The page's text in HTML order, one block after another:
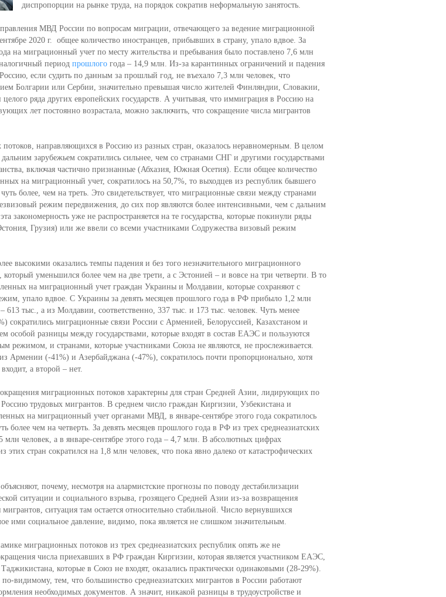
диспропорции на рынке труда, на порядок сократив неформальную занятость.
МВД России по вопросам миграции, отвечающего за ведение миграционной
2020 г. общее количество иностранцев, прибывших в страну, упало вдвое. За
на миграционный учет по месту жительства и пребывания было поставлено 7,6 млн
период прошлогогода – 14,9 млн. Из-за карантинных ограничений и падения
если судить по данным за прошлый год, не въехало 7,3 млн человек, что
Болгарии или Сербии, значительно превышая число жителей Финляндии, Словакии,
ряда других европейских государств. А учитывая, что иммиграция в Россию на
лет постоянно возрастала, можно заключить, что сокращение числа мигрантов
направляющихся в Россию из разных стран, оказалось неравномерным. В целом
зарубежьем сократились сильнее, чем со странами СНГ и другими государствами
включая частично признанные (Абхазия, Южная Осетия). Если общее количество
на миграционный учет, сократилось на 50,7%, то выходцев из республик бывшего
более, чем на треть. Это свидетельствует, что миграционные связи между странами
режим передвижения, до сих пор являются более интенсивными, чем с дальним
закономерность уже не распространяется на те государства, которые покинули ряды
Грузия) или же ввели со всеми участниками Содружества визовый режим
высокими оказались темпы падения и без того незначительного миграционного
уменьшился более чем на две трети, а с Эстонией – и вовсе на три четверти. В то
на миграционный учет граждан Украины и Молдавии, которые сохраняют с
упало вдвое. С Украины за девять месяцев прошлого года в РФ прибыло 1,2 млн
613 тыс., а из Молдавии, соответственно, 337 тыс. и 173 тыс. человек. Чуть менее
сократились миграционные связи России с Арменией, Белоруссией, Казахстаном и
особой разницы между государствами, которые входят в состав ЕАЭС и пользуются
режимом, и странами, которые участниками Союза не являются, не прослеживается.
Армении (-41%) и Азербайджана (-47%), сократилось почти пропорционально, хотя
а второй – нет.
миграционных потоков характерны для стран Средней Азии, лидирующих по
трудовых мигрантов. В среднем число граждан Киргизии, Узбекистана и
на миграционный учет органами МВД, в январе-сентябре этого года сократилось
более чем на четверть. За девять месяцев прошлого года в РФ из трех среднеазиатских
человек, а в январе-сентябре этого года – 4,7 млн. В абсолютных цифрах
этих стран сократился на 1,8 млн человек, что пока явно далеко от катастрофических
почему, несмотря на алармистские прогнозы по поводу дестабилизации
ситуации и социального взрыва, грозящего Средней Азии из-за возвращения
ситуация там остается относительно стабильной. Число вернувшихся
ими социальное давление, видимо, пока является не слишком значительным.
миграционных потоков из трех среднеазиатских республик опять же не
числа приехавших в РФ граждан Киргизии, которая является участником ЕАЭС,
которые в Союз не входят, оказались практически одинаковыми (28-29%).
по-видимому, тем, что большинство среднеазиатских мигрантов в России работают
необходимых документов. А значит, никакой разницы в трудоустройстве и